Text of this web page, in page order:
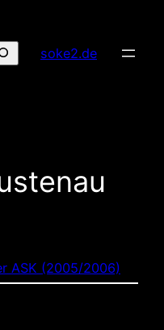
soke2.de
ASK (2005/2006)